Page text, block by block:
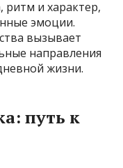
ритм и характер,
эмоции.
вызывает
направления
жизни.
путь к